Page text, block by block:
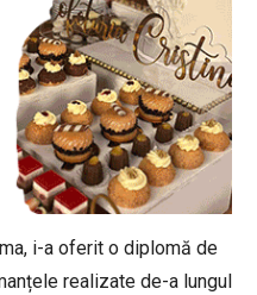
i-a oferit o diplomă de
realizate de-a lungul